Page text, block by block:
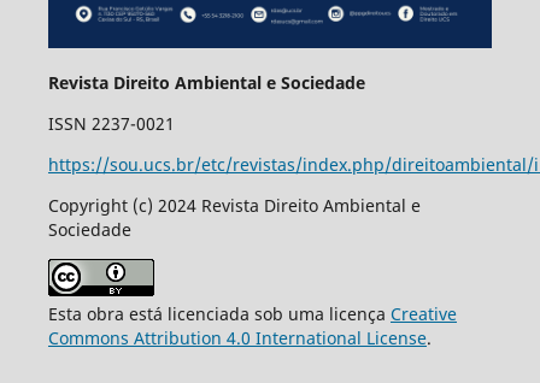
Revista Direito Ambiental e Sociedade
ISSN 2237-0021
https://sou.ucs.br/etc/revistas/index.php/direitoambiental/
Copyright (c) 2024 Revista Direito Ambiental e
Sociedade
Esta obra está licenciada sob uma licença Creative
Commons Attribution 4.0 International License.